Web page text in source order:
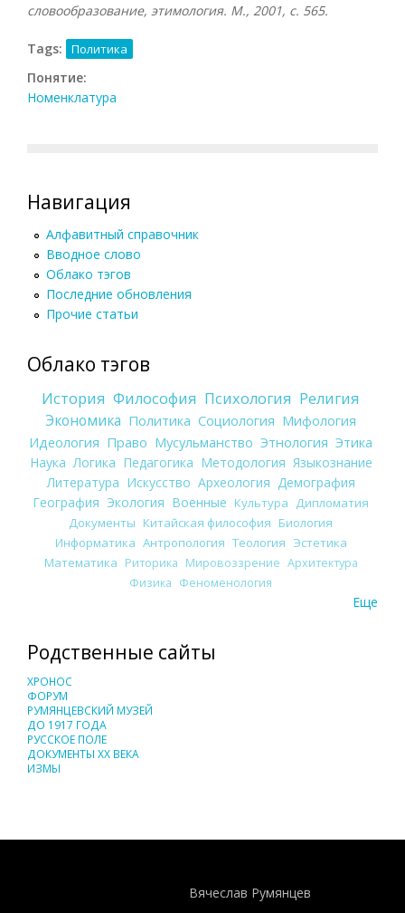
словообразование, этимология. М., 2001, с. 565.
Tags: Политика
Понятие:
Номенклатура
Навигация
Алфавитный справочник
Вводное слово
Облако тэгов
Последние обновления
Прочие статьи
Облако тэгов
История Философия Психология Религия
Экономика Политика Социология Мифология
Идеология Право Мусульманство Этнология Этика
Наука Логика Педагогика Методология Языкознание
Литература Искусство Археология Демография
География Экология Военные Культура
Дипломатия
Документы Китайская философия Биология
Информатика Антропология Теология Эстетика
Математика Риторика Мировоззрение Архитектура
Физика Феноменология
Еще
Родственные сайты
ХРОНОС
ФОРУМ
РУМЯНЦЕВСКИЙ МУЗЕЙ
ДО 1917 ГОДА
РУССКОЕ ПОЛЕ
ДОКУМЕНТЫ XX ВЕКА
ИЗМЫ
Вячеслав Румянцев